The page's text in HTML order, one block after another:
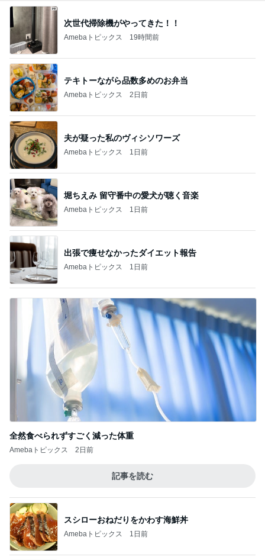
次世代掃除機がやってきた！！
Amebaトピックス 19時間前
テキトーながら品数多めのお弁当
Amebaトピックス 2日前
夫が疑った私のヴィシソワーズ
Amebaトピックス 1日前
堀ちえみ 留守番中の愛犬が聴く音楽
Amebaトピックス 1日前
出張で痩せなかったダイエット報告
Amebaトピックス 1日前
全然食べられずすごく減った体重
Amebaトピックス 2日前
記事を読む
スシローおねだりをかわす海鮮丼
Amebaトピックス 1日前